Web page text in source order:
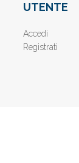
UTENTE
Accedi
Registrati